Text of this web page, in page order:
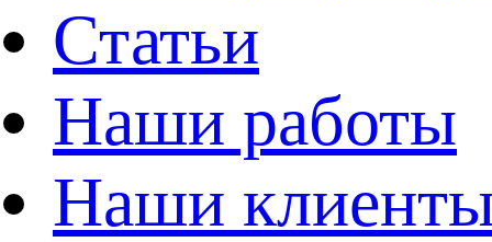
Статьи
Наши работы
Наши